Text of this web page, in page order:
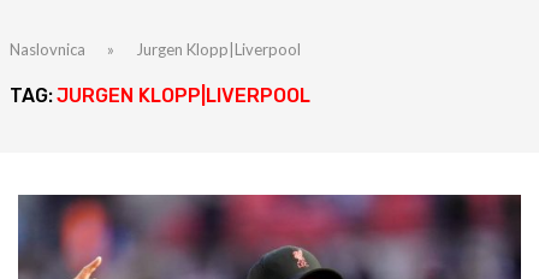
Naslovnica » Jurgen Klopp|Liverpool
TAG:JURGEN KLOPP|LIVERPOOL